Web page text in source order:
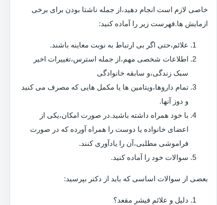
خاصی لازم است انجام دهید،از جمله ناشتا بودن برای برخی
ازمایش ها.فهرست زیر را آماده کنید:
علائم،حتی اگر بی ارتباط به نوبت معاینه باشند.
اطلاعات شخصی مهم،از جمله استرس،تغییرات اخیر
سبک زندگی،و سابقه خانوادگی
تمام داروها،ویتامین ها یا مکمل هایی که مصرف می کنید
و دوز آنها.
با خود همراه داشته باشید.در صورت امکان،یکی از
اعضای خانواده یا دوست را همراه آورده که در صورت
فراموشی مطلبی،آن را یادآوری کنند.
سوالات خود را آماده کنید.
بعضی از سوالات اساسی که باید از دکتر بپرسید:
دلیل و علائم فیشر مقعد؟